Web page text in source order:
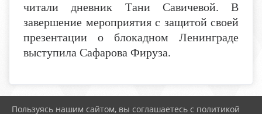
читали дневник Тани Савичевой. В
завершение мероприятия с защитой своей
презентации о блокадном Ленинграде
выступила Сафарова Фируза.
Пользуясь нашим сайтом, вы соглашаетесь с политикой